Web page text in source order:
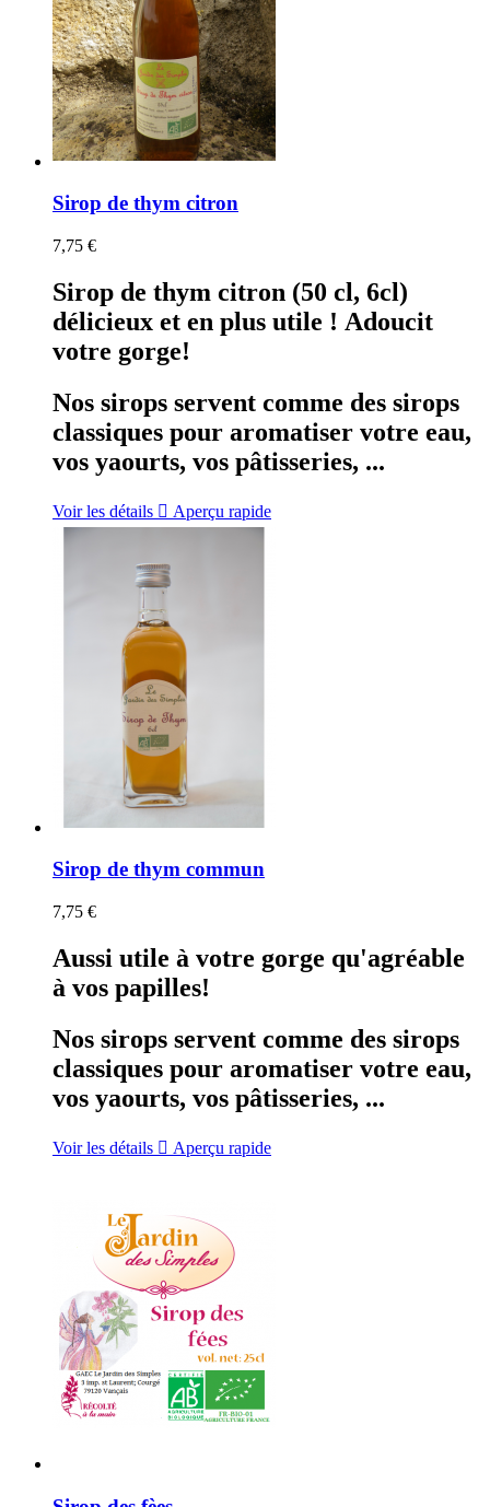
Sirop de thym citron
7,75 €
Sirop de thym citron (50 cl, 6cl)
délicieux et en plus utile ! Adoucit
votre gorge!
Nos sirops servent comme des sirops
classiques pour aromatiser votre eau,
vos yaourts, vos pâtisseries, ...
Voir les détails  Aperçu rapide
Sirop de thym commun
7,75 €
Aussi utile à votre gorge qu'agréable
à vos papilles!
Nos sirops servent comme des sirops
classiques pour aromatiser votre eau,
vos yaourts, vos pâtisseries, ...
Voir les détails  Aperçu rapide